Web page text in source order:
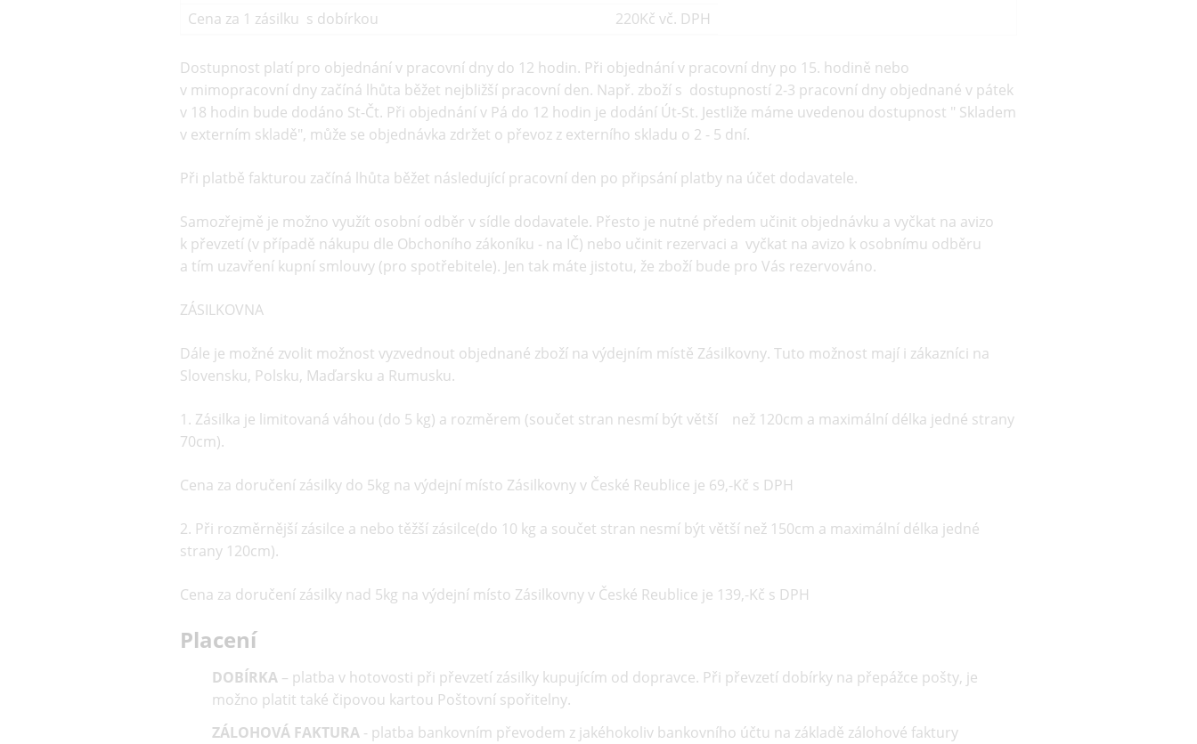
Cena za 1 zásilku s dobírkou
220Kč vč. DPH
Dostupnost platí pro objednání v pracovní dny do 12 hodin. Při objednání v pracovní dny po 15. hodině nebo
v mimopracovní dny začíná lhůta běžet nejbližší pracovní den. Např. zboží s dostupností 2-3 pracovní dny objednané v pátek
v 18 hodin bude dodáno St-Čt. Při objednání v Pá do 12 hodin je dodání Út-St. Jestliže máme uvedenou dostupnost " Skladem
v externím skladě", může se objednávka zdržet o převoz z externího skladu o 2 - 5 dní.
Při platbě fakturou začíná lhůta běžet následující pracovní den po připsání platby na účet dodavatele.
Samozřejmě je možno využít osobní odběr v sídle dodavatele. Přesto je nutné předem učinit objednávku a vyčkat na avizo
k převzetí (v případě nákupu dle Obchoního zákoníku - na IČ) nebo učinit rezervaci a vyčkat na avizo k osobnímu odběru
a tím uzavření kupní smlouvy (pro spotřebitele). Jen tak máte jistotu, že zboží bude pro Vás rezervováno.
ZÁSILKOVNA
Dále je možné zvolit možnost vyzvednout objednané zboží na výdejním místě Zásilkovny. Tuto možnost mají i zákazníci na
Slovensku, Polsku, Maďarsku a Rumusku.
1. Zásilka je limitovaná váhou (do 5 kg) a rozměrem (součet stran nesmí být větší než 120cm a maximální délka jedné strany
70cm).
Cena za doručení zásilky do 5kg na výdejní místo Zásilkovny v České Reublice je 69,-Kč s DPH
2. Při rozměrnější zásilce a nebo těžší zásilce(do 10 kg a součet stran nesmí být větší než 150cm a maximální délka jedné
strany 120cm).
Cena za doručení zásilky nad 5kg na výdejní místo Zásilkovny v České Reublice je 139,-Kč s DPH
Placení
DOBÍRKA – platba v hotovosti při převzetí zásilky kupujícím od dopravce. Při převzetí dobírky na přepážce pošty, je
možno platit také čipovou kartou Poštovní spořitelny.
ZÁLOHOVÁ FAKTURA - platba bankovním převodem z jakéhokoliv bankovního účtu na základě zálohové faktury